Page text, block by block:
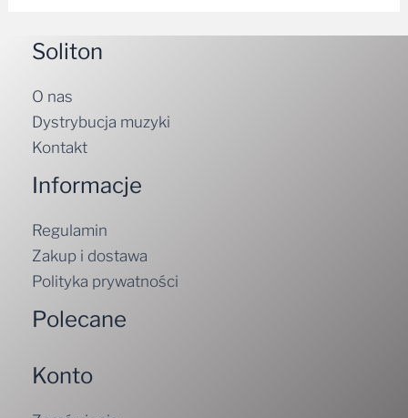
Soliton
O nas
Dystrybucja muzyki
Kontakt
Informacje
Regulamin
Zakup i dostawa
Polityka prywatności
Polecane
Konto